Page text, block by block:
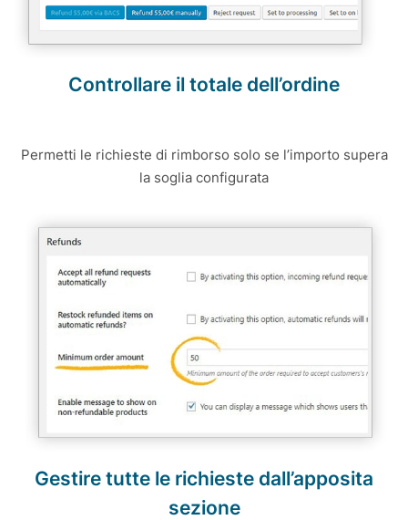
Controllare il totale dell’ordine
Permetti le richieste di rimborso solo se l’importo supera
la soglia configurata
Gestire tutte le richieste dall’apposita
sezione